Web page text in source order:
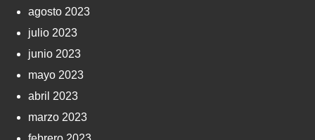
agosto 2023
julio 2023
junio 2023
mayo 2023
abril 2023
marzo 2023